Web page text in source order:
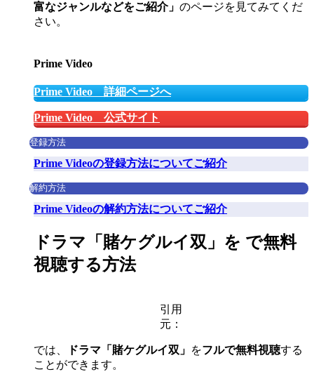
富なジャンルなどをご紹介」 のページを見てみてくだ
さい。
Prime Video
Prime Video 詳細ページへ
Prime Video 公式サイト
登録方法
Prime Videoの登録方法についてご紹介
解約方法
Prime Videoの解約方法についてご紹介
ドラマ「賭ケグルイ双」を で無料
視聴する方法
引用
元：
では、 ドラマ「賭ケグルイ双」 をフルで無料視聴する
ことができます。